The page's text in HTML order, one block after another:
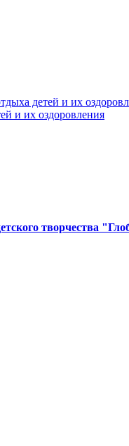
детей и их
и их оздоровления
творчества